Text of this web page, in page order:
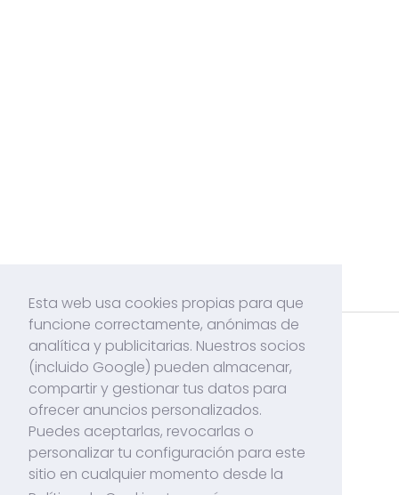
Acerca de mí
Contacto
Políticas de Cookies
Politicas de Privacidad
Esta web usa cookies propias para que
funcione correctamente, anónimas de
analítica y publicitarias. Nuestros socios
(incluido Google) pueden almacenar,
compartir y gestionar tus datos para
ofrecer anuncios personalizados.
Puedes aceptarlas, revocarlas o
personalizar tu configuración para este
sitio en cualquier momento desde la